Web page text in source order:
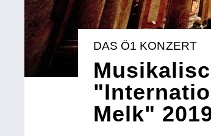
DAS Ö1 KONZERT
Melk"